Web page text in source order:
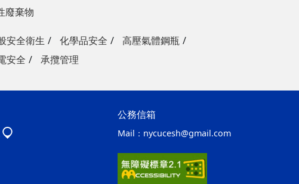
廢棄物
安全衛生 化學品安全
高壓氣體鋼瓶
安全
承攬管理
公務信箱
Mail： nycucesh@gmail.com